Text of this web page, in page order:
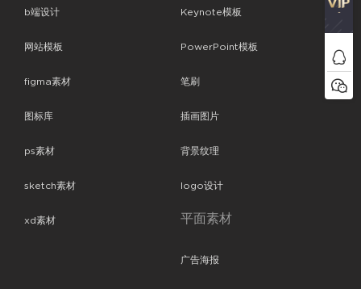
b端设计
网站模板
figma素材
图标库
ps素材
sketch素材
xd素材
Keynote模板
PowerPoint模板
笔刷
插画图片
背景纹理
logo设计
平面素材
广告海报